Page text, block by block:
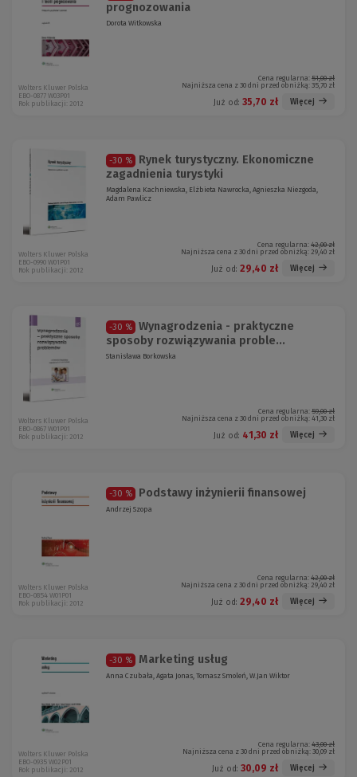
prognozowania
Dorota Witkowska
Cena regularna: 51,00 zł
Najniższa cena z 30 dni przed obniżką: 35,70 zł
Już od: 35,70 zł Więcej
Wolters Kluwer Polska
EBO-0877 W03P01
Rok publikacji: 2012
-30 %
Rynek turystyczny. Ekonomiczne
zagadnienia turystyki
Magdalena Kachniewska, Elżbieta Nawrocka, Agnieszka Niezgoda,
Adam Pawlicz
Cena regularna: 42,00 zł
Najniższa cena z 30 dni przed obniżką: 29,40 zł
Już od: 29,40 zł Więcej
Wolters Kluwer Polska
EBO-0990 W01P01
Rok publikacji: 2012
-30 %
Wynagrodzenia - praktyczne
sposoby rozwiązywania proble...
Stanisława Borkowska
Cena regularna: 59,00 zł
Najniższa cena z 30 dni przed obniżką: 41,30 zł
Już od: 41,30 zł Więcej
Wolters Kluwer Polska
EBO-0867 W01P01
Rok publikacji: 2012
-30 % Podstawy inżynierii finansowej
Andrzej Szopa
Cena regularna: 42,00 zł
Najniższa cena z 30 dni przed obniżką: 29,40 zł
Już od: 29,40 zł Więcej
Wolters Kluwer Polska
EBO-0854 W01P01
Rok publikacji: 2012
-30 % Marketing usług
Anna Czubała, Agata Jonas, Tomasz Smoleń, W.Jan Wiktor
Cena regularna: 43,00 zł
Najniższa cena z 30 dni przed obniżką: 30,09 zł
Już od: 30,09 zł Więcej
Wolters Kluwer Polska
EBO-0935 W02P01
Rok publikacji: 2012